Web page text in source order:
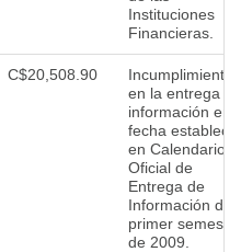
Instituciones
Financieras.
C$20,508.90
Incumplimiento
en la entrega de
información en
fecha
en Calendario
Oficial de
Entrega de
Información del
primer semestre
de 2009.